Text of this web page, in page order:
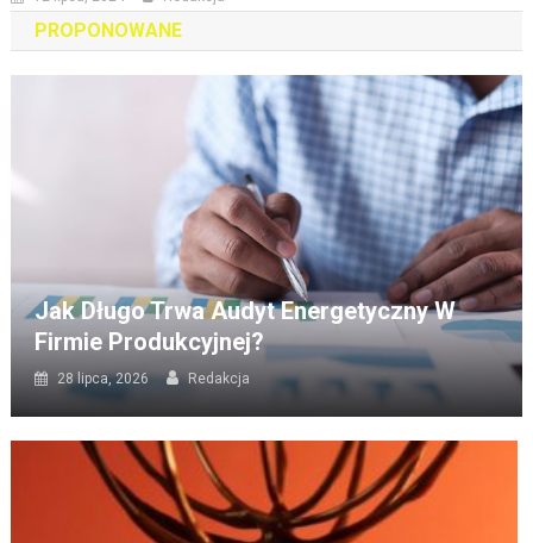
PROPONOWANE
Jak Długo Trwa Audyt Energetyczny W
Firmie Produkcyjnej?
28 lipca, 2026 Redakcja